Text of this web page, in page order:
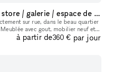
Boutique sur rue - Pop up store / galerie / espace de travail... dans super quartier !
sur rue, dans le beau quartier
avec gout, mobilier neuf et
grande table de tra
à partir de360 € par jour